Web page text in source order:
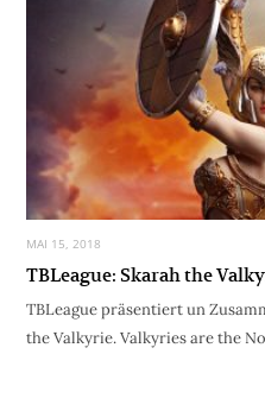
MAI 15, 2018
TBLeague: Skarah the
TBLeague präsentiert un
the Valkyrie. Valkyries are the